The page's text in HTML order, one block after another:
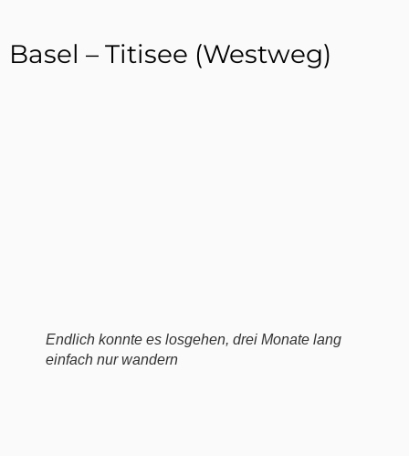
Basel – Titisee (Westweg)
Endlich konnte es losgehen, drei Monate lang
einfach nur wandern